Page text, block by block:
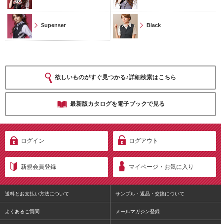
Supenser Black
欲しいものがすぐ見つかる♪詳細検索はこちら
最新版カタログを電子ブックで見る
ログイン ログアウト
新規会員登録 マイページ・お気に入り
送料とお支払い方法について サンプル・返品・交換について
よくあるご質問 メールマガジン登録